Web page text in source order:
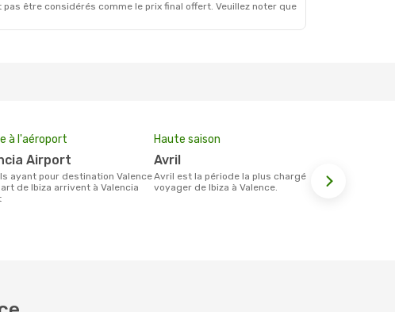
être considérés comme le prix final offert. Veuillez noter que
à l'aéroport
Airport
de Ibiza arrivent à Valencia
Haute saison
avril
avril est la période la plus chargée pour
voyager de Ibiza à Valence.